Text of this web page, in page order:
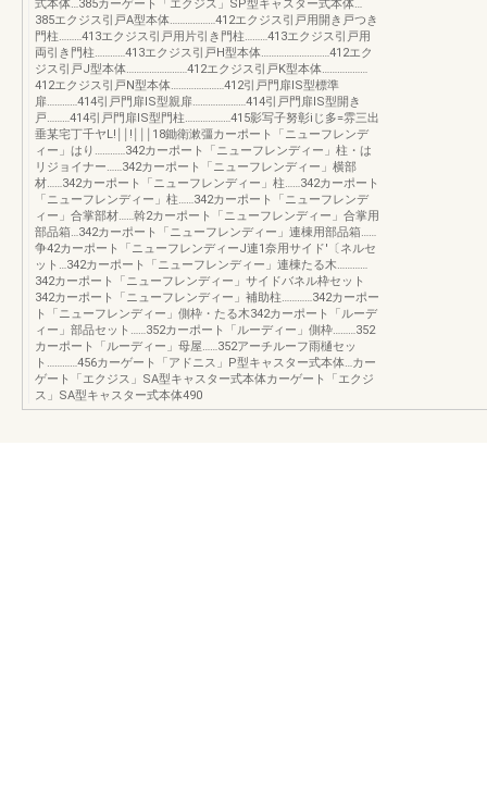
式本体…385カーゲート「エクジス」SP型キャスター式本体…
385エクジス引戸A型本体………………412エクジス引戸用開き戸つき
門柱………413エクジス引戸用片引き門柱………413エクジス引戸用
両引き門柱…………413エクジス引戸H型本体………………………412エク
ジス引戸J型本体……………………412エクジス引戸K型本体………………
412エクジス引戸N型本体…………………412引戸門扉lS型標準
扉…………414引戸門扉lS型親扉…………………414引戸門扉lS型開き
戸………414引戸門扉lS型門柱………………415影写子努彰iじ多=雰三出
垂某宅丁千ヤL!￨￨!￨￨￨18鋤衛漱彊カーポート「ニューフレンデ
ィー」はり…………342カーポート「ニューフレンディー」柱・は
リジョイナー……342カーポート「ニューフレンディー」横部
材……342カーポート「ニューフレンディー」柱……342カーポート
「ニューフレンディー」柱……342カーポート「ニューフレンデ
ィー」合掌部材……斡2カーポート「ニューフレンディー」合掌用
部品箱…342カーポート「ニューフレンディー」連棟用部品箱……
争42カーポート「ニューフレンディーJ連1奈用サイド′〔ネルセ
ット…342カーポート「ニューフレンディー」連棟たる木…………
342カーポート「ニューフレンディー」サイドバネル枠セット
342カーポート「ニューフレンディー」補助柱…………342カーポー
ト「ニューフレンディー」側枠・たる木342カーポート「ルーデ
ィー」部品セット……352カーポート「ルーディー」側枠………352
カーポート「ルーディー」母屋……352アーチルーフ雨樋セッ
ト…………456カーゲート「アドニス」P型キャスター式本体…カー
ゲート「エクジス」SA型キャスター式本体カーゲート「エクジ
ス」SA型キャスター式本体490